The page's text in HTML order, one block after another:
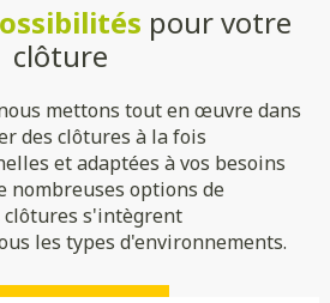
pour votre
clôture
mettons tout en œuvre dans
des clôtures à la fois
et adaptées à vos besoins
nombreuses options de
s'intègrent
les types d'environnements.